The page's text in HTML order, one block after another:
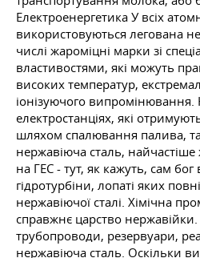
Електроенергетика У всіх
використовуються легована
числі жароміцні марки зі
властивостями, які можуть
високих температур,
іонізуючого випромінювання.
електростанціях, які
шляхом спалювання палива,
нержавіюча сталь,
на ГЕС - тут, як кажуть, сам бог
гідротурбіни, лопаті яких
нержавіючої сталі. Хімічна
справжнє царство нержавійки.
трубопроводи, резервуари,
нержавіюча сталь. Оскільки